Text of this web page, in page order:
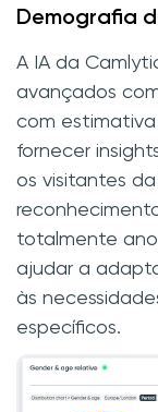
Demografia
A IA da
avançados
com
fornecer
os visitantes
totalmente
ajudar a
às
específicos.